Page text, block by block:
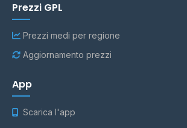
Prezzi GPL
Prezzi medi per regione
Aggiornamento prezzi
App
Scarica l'app